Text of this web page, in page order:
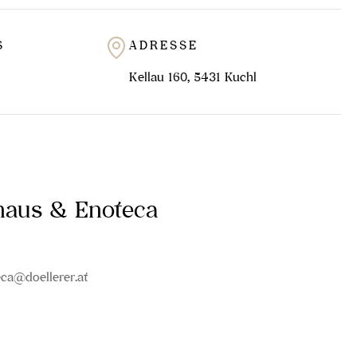
ADRESSE
Kellau 160, 5431 Kuchl
& Enoteca